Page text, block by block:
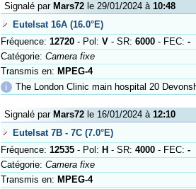
Signalé par Mars72le 29/01/2024 à 10:48
Eutelsat 16A (16.0°E)
Fréquence: 12720- Pol: V- SR: 6000- FEC: -
Catégorie: Camera fixe
Transmis en: MPEG-4
ℹ
The London Clinic main hospital 20 Devonshire
Signalé par Mars72le 16/01/2024 à 12:10
Eutelsat 7B - 7C (7.0°E)
Fréquence: 12535- Pol: H - SR: 4000- FEC: -
Catégorie: Camera fixe
Transmis en: MPEG-4